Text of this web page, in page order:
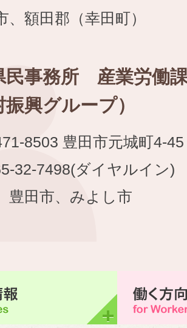
、額田郡（幸田町）
民事務所 産業労働
興グループ）
8503 豊田市元城町4-45
32-7498(ダイヤルイ
田市、みよし市